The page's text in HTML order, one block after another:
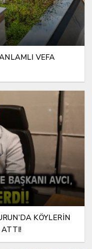
VEFA
KÖYLERİN
ATTI!